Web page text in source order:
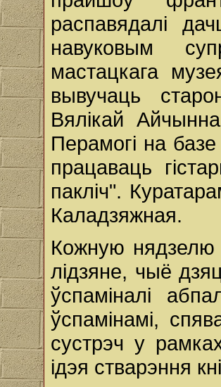
распавядалі
навуковым
мастацкага
вывучаць
Вялікай
Перамогі на
працаваць
пакліч".
Каладзяжная.
Кожную нядзелю
лідзяне, чыё
ўспаміналі
ўспамінамі,
сустрэч у
ідэя стварэння